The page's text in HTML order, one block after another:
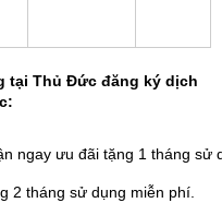
tại Thủ Đức đăng ký dịch
ngay ưu đãi tặng 1 tháng sử
2 tháng sử dụng miễn phí.